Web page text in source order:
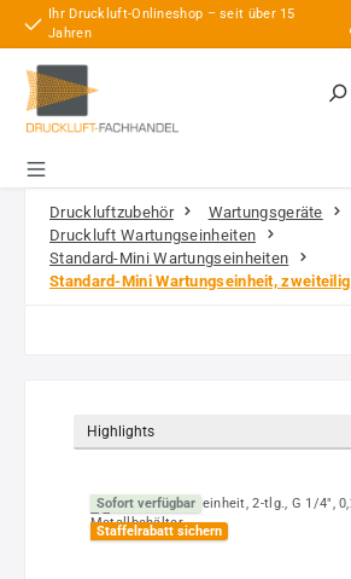
Zum Hauptinhalt springen
Ihr Druckluft-Onlineshop – seit über 15
Jahren
Druckluftzubehör
Wartungsgeräte
Druckluft Wartungseinheiten
Standard-Mini Wartungseinheiten
Standard-Mini Wartungseinheit, zweiteilig
Sofort verfügbar
Staffelrabatt sichern